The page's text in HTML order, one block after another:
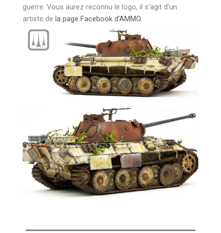
guerre. Vous aurez reconnu le logo, il s’agit d’un
artiste dela page Facebook d’AMMO.